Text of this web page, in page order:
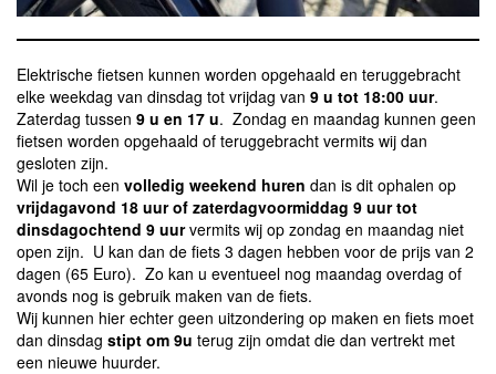
Elektrische fietsen kunnen worden opgehaald en teruggebracht
elke weekdag van dinsdag tot vrijdag van 9 u tot 18:00 uur.
Zaterdag tussen 9 u en 17 u. Zondag en maandag kunnen geen
fietsen worden opgehaald of teruggebracht vermits wij dan
gesloten zijn.
Wil je toch een volledig weekend huren dan is dit ophalen op
vrijdagavond 18 uur of zaterdagvoormiddag 9 uur tot
dinsdagochtend 9 uurvermits wij op zondag en maandag niet
open zijn. U kan dan de fiets 3 dagen hebben voor de prijs van 2
dagen (65 Euro). Zo kan u eventueel nog maandag overdag of
avonds nog is gebruik maken van de fiets.
Wij kunnen hier echter geen uitzondering op maken en fiets moet
dan dinsdag stipt om 9u terug zijn omdat die dan vertrekt met
een nieuwe huurder.